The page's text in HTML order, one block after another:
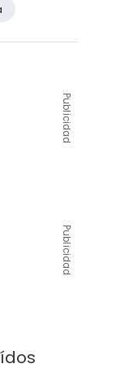
Publicidad
Publicidad